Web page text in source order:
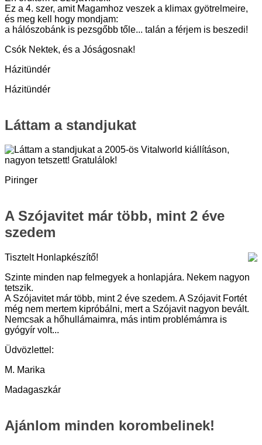
Ez a 4. szer, amit Magamhoz veszek a klimax gyötrelmeire,
és meg kell hogy mondjam:
a hálószobánk is pezsgőbb tőle... talán a férjem is beszedi!
Csók Nektek, és a Jóságosnak!
Házitündér
Házitündér
Láttam a standjukat
Láttam a standjukat a 2005-ös Vitalworld kiállításon,
nagyon tetszett! Gratulálok!
Piringer
A Szójavitet már több, mint 2 éve
szedem
Tisztelt Honlapkészítő!
Szinte minden nap felmegyek a honlapjára. Nekem nagyon
tetszik.
A Szójavitet már több, mint 2 éve szedem. A Szójavit Fortét
még nem mertem kipróbálni, mert a Szójavit nagyon bevált.
Nemcsak a hőhullámaimra, más intim problémámra is
gyógyír volt...
Üdvözlettel:
M. Marika
Madagaszkár
Ajánlom minden korombelinek!